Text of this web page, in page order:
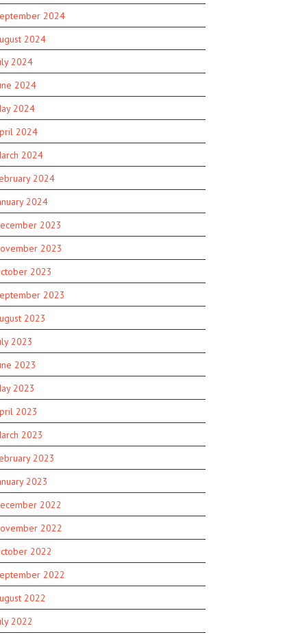
2024
2024
2024
2024
2024
2024
2024
2024
2024
2023
2023
2023
2023
2023
2023
2023
2023
2023
2023
2023
2023
2022
2022
2022
2022
2022
2022